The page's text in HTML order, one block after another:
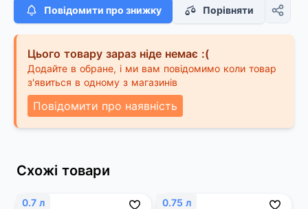
Повідомити про знижку Порівняти
Цього товару зараз ніде немає :(
Додайте в обране, і ми вам повідомимо коли товар
з'явиться в одному з магазинів
Повідомити про наявність
Схожі товари
0.7 л 0.75 л